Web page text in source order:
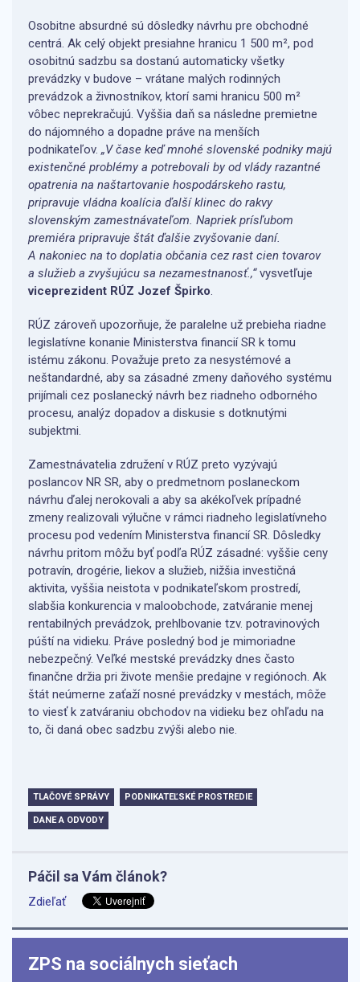
Osobitne absurdné sú dôsledky návrhu pre obchodné
centrá. Ak celý objekt presiahne hranicu 1 500 m², pod
osobitnú sadzbu sa dostanú automaticky všetky
prevádzky v budove – vrátane malých rodinných
prevádzok a živnostníkov, ktorí sami hranicu 500 m²
vôbec neprekračujú. Vyššia daň sa následne premietne
do nájomného a dopadne práve na menších
podnikateľov. „V čase keď mnohé slovenské podniky majú
existenčné problémy a potrebovali by od vlády razantné
opatrenia na naštartovanie hospodárskeho rastu,
pripravuje vládna koalícia ďalší klinec do rakvy
slovenským zamestnávateľom. Napriek prísľubom
premiéra pripravuje štát ďalšie zvyšovanie daní.
A nakoniec na to doplatia občania cez rast cien tovarov
a služieb a zvyšujúcu sa nezamestnanosť.,“vysvetľuje
viceprezident RÚZ Jozef Špirko.
RÚZ zároveň upozorňuje, že paralelne už prebieha riadne
legislatívne konanie Ministerstva financií SR k tomu
istému zákonu. Považuje preto za nesystémové a
neštandardné, aby sa zásadné zmeny daňového systému
prijímali cez poslanecký návrh bez riadneho odborného
procesu, analýz dopadov a diskusie s dotknutými
subjektmi.
Zamestnávatelia združení v RÚZ preto vyzývajú
poslancov NR SR, aby o predmetnom poslaneckom
návrhu ďalej nerokovali a aby sa akékoľvek prípadné
zmeny realizovali výlučne v rámci riadneho legislatívneho
procesu pod vedením Ministerstva financií SR. Dôsledky
návrhu pritom môžu byť podľa RÚZ zásadné: vyššie ceny
potravín, drogérie, liekov a služieb, nižšia investičná
aktivita, vyššia neistota v podnikateľskom prostredí,
slabšia konkurencia v maloobchode, zatváranie menej
rentabilných prevádzok, prehlbovanie tzv. potravinových
púští na vidieku. Práve posledný bod je mimoriadne
nebezpečný. Veľké mestské prevádzky dnes často
finančne držia pri živote menšie predajne v regiónoch. Ak
štát neúmerne zaťaží nosné prevádzky v mestách, môže
to viesť k zatváraniu obchodov na vidieku bez ohľadu na
to, či daná obec sadzbu zvýši alebo nie.
TLAČOVÉ SPRÁVY PODNIKATEĽSKÉ PROSTREDIE
DANE A ODVODY
Páčil sa Vám článok?
Zdieľať
ZPS na sociálnych sieťach